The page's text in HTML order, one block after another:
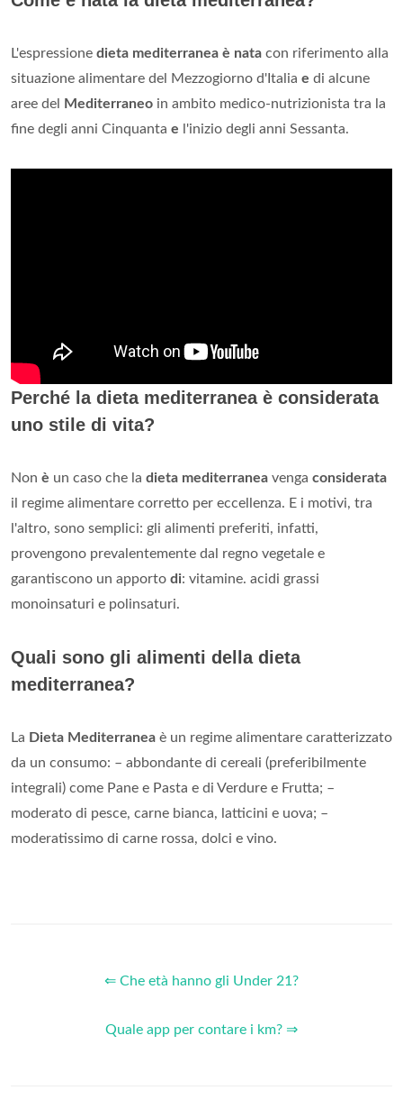
L'espressione dieta mediterranea è nata con riferimento alla
situazione alimentare del Mezzogiorno d'Italia e di alcune
aree del
Mediterraneo in ambito medico-nutrizionista tra la
fine degli anni Cinquanta e l'inizio degli anni Sessanta.
Perché la dieta mediterranea è considerata
uno stile di vita?
Non è un caso che la dieta mediterranea venga considerata
il regime alimentare corretto per eccellenza. E i motivi, tra
l'altro, sono semplici: gli alimenti preferiti, infatti,
provengono prevalentemente dal regno vegetale e
garantiscono un apporto di: vitamine. acidi grassi
monoinsaturi e polinsaturi.
Quali sono gli alimenti della dieta
mediterranea?
La Dieta Mediterranea è un regime alimentare caratterizzato
da un consumo: – abbondante di cereali (preferibilmente
integrali) come Pane e Pasta e di Verdure e Frutta; –
moderato di pesce, carne bianca, latticini e uova; –
moderatissimo di carne rossa, dolci e vino.
⇐ Che età hanno gli Under 21?
Quale app per contare i km? ⇒